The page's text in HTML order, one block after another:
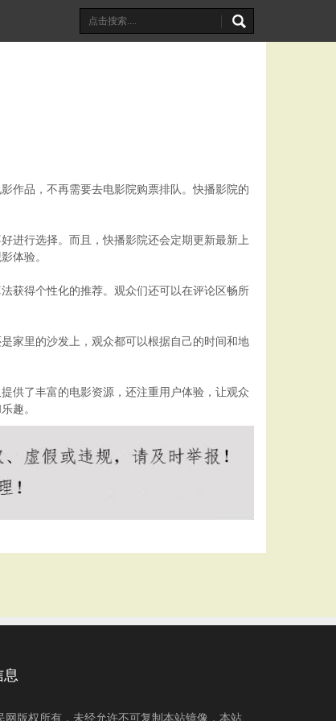
作品，不再需要去电影院购票排队。快播影院的
进行选择。而且，快播影院还会定期更新最新上
体验。
获得个性化的推荐。观众们还可以在评论区畅所
家里的沙发上，观众都可以根据自己的时间和地
供了丰富的电影资源，还注重用户体验，让观众
趣。
息
网版权所有，未经允许不可复制本站镜像，本站